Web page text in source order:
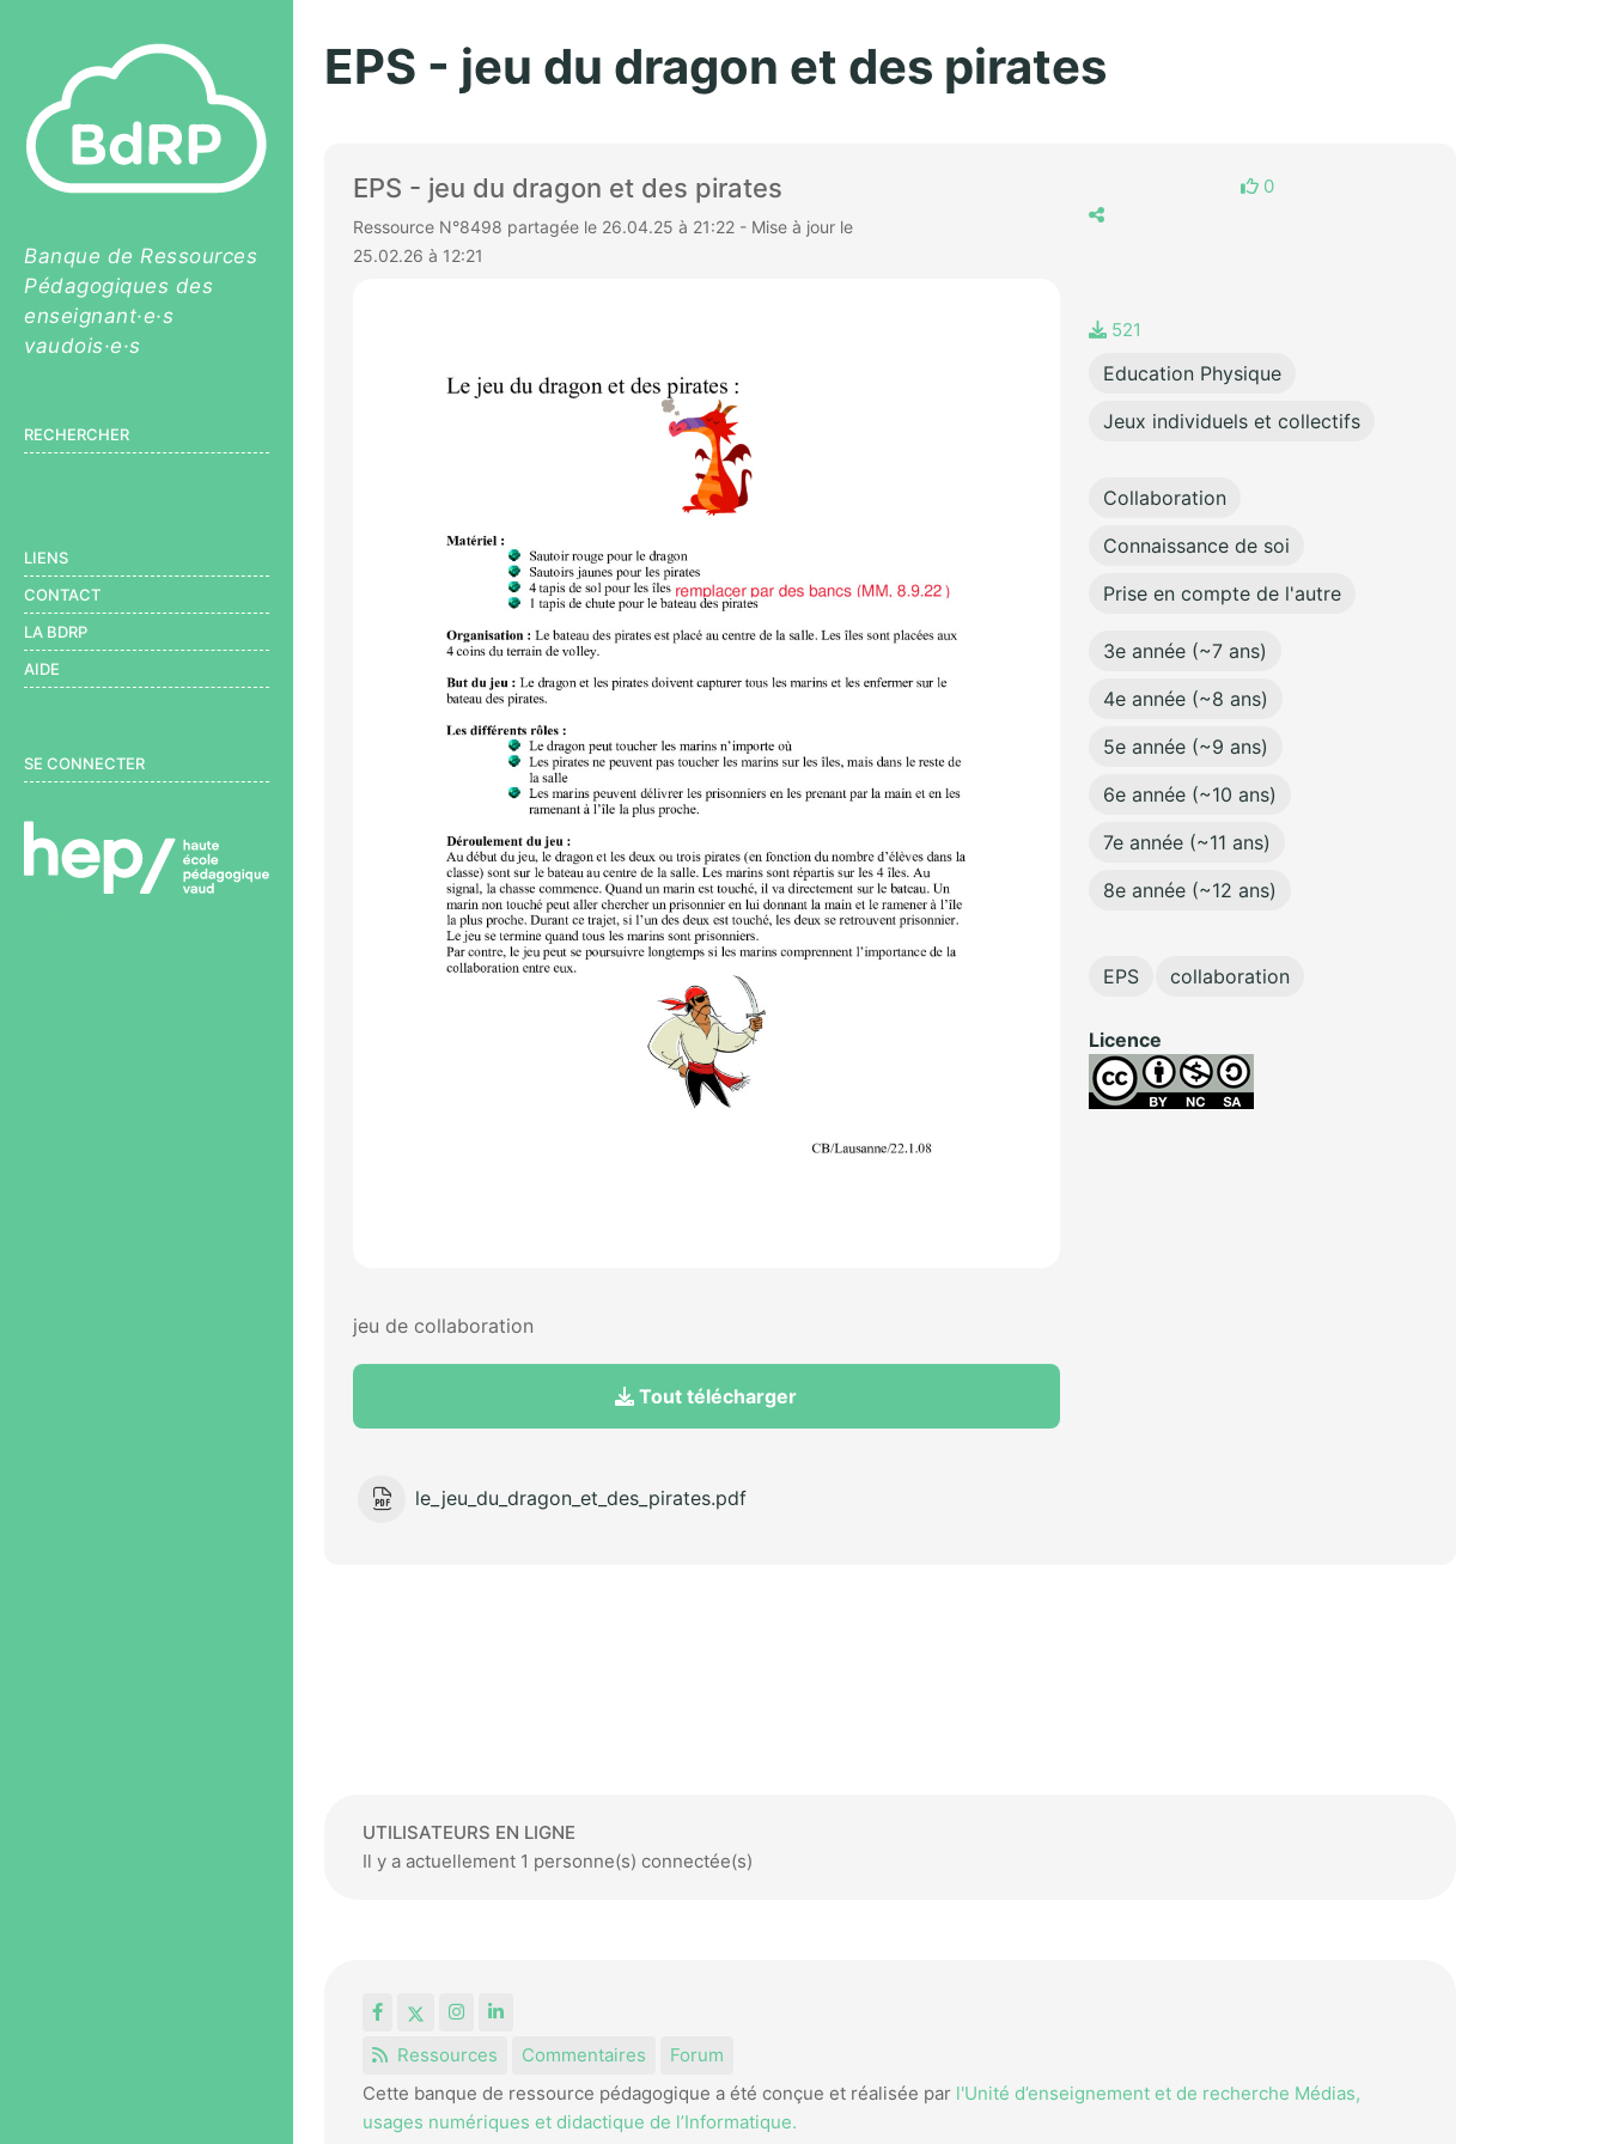
EPS - jeu du dragon et des pirates
EPS - jeu du dragon et des pirates
Ressource N°8498 partagée le 26.04.25 à 21:22 - Mise à jour le
25.02.26 à 12:21
jeu de collaboration
Tout télécharger
le_jeu_du_dragon_et_des_pirates.pdf
0
521
Education Physique
Jeux individuels et collectifs
Collaboration
Connaissance de soi
Prise en compte de l'autre
3e année (~7 ans)
4e année (~8 ans)
5e année (~9 ans)
6e année (~10 ans)
7e année (~11 ans)
8e année (~12 ans)
EPS collaboration
Licence
Banque de Ressources
Pédagogiques des
enseignant·e·s
vaudois·e·s
RECHERCHER
LIENS
CONTACT
LA BDRP
AIDE
User menu
SE CONNECTER
UTILISATEURS EN LIGNE
Il y a actuellement 1 personne(s) connectée(s)
FacebookInstagram
LinkedIn
Ressources
Commentaires
Forum
Cette banque de ressource pédagogique a été conçue et réalisée par l'Unité d’enseignement et de recherche Médias,
usages numériques et didactique de l’Informatique.